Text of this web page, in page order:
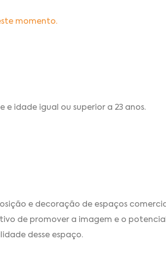
momento.
e idade igual ou superior a 23 anos.
e decoração de espaços
de promover a imagem e o
desse espaço.